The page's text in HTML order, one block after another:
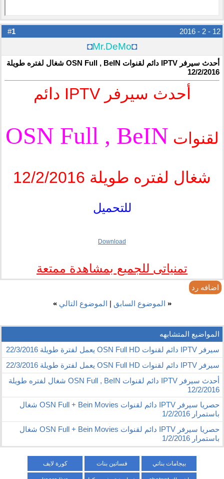
1 12 - 2 - 2016
◘
Mr.DeMo
◘
أحدث سيرفر IPTV دائم لقنوات OSN Full , BeIN شغال لفتره طويلة
12/2/2016
أحدث سيرفر IPTV دائم
لقنوات OSN Full , BeIN
شغال لفتره طويلة 12/2/2016
للتحميل
Download
تمنياتى للجميع بمشاهدة ممتعة
اضافه رد
« الموضوع السابق | الموضوع التالي »
المواضيع المتشابهه
سيرفر IPTV دائم لقنوات OSN Full HD يعمل لفترة طويلة 22/3/2016
سيرفر IPTV دائم لقنوات OSN Full HD يعمل لفترة طويلة 22/3/2016
أحدث سيرفر IPTV دائم لقنوات OSN Full , BeIN شغال لفتره طويلة
12/2/2016
حصريا سيرفر IPTV دائم لقنوات OSN Full + Bein Movies شغال
باستمرار 1/2/2016
حصريا سيرفر IPTV دائم لقنوات OSN Full + Bein Movies شغال
باستمرار 1/2/2016
بيجامات بناتي فساتين بنات كورة لايف